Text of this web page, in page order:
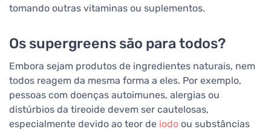
tomando outras vitaminas ou suplementos.
Os supergreens são para todos?
Embora sejam produtos de ingredientes naturais, nem
todos reagem da mesma forma a eles. Por exemplo,
pessoas com doenças autoimunes, alergias ou
distúrbios da tireoide devem ser cautelosas,
especialmente devido ao teor de iodo ou substâncias